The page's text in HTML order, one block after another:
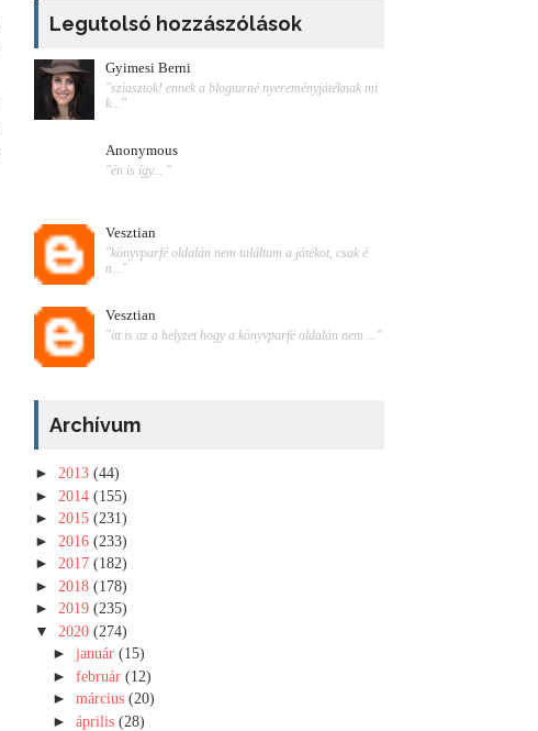
Legutolsó hozzászólások
Gyimesi Berni
"sziasztok! ennek a blogturné nyereményjátéknak mi
k..."
Anonymous
"én is így... "
Vesztian
"könyvparfé oldalán nem találtam a játékot, csak é
n..."
Vesztian
"itt is az a helyzet hogy a könyvparfé oldalán nem ..."
Archívum
► 2013 (44)
► 2014 (155)
► 2015 (231)
► 2016 (233)
► 2017 (182)
► 2018 (178)
► 2019 (235)
▼ 2020 (274)
►január(15)
►február(12)
►március(20)
►április(28)